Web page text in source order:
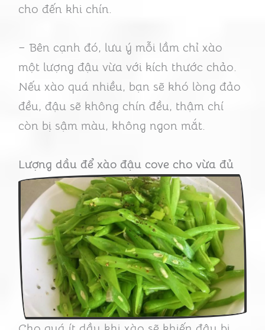
cho đến khi chín.
– Bên cạnh đó, lưu ý mỗi lầm chỉ xào
một lượng đậu vừa với kích thước chảo.
Nếu xào quá nhiều, bạn sẽ khó lòng đảo
đều, đậu sẽ không chín đều, thậm chí
còn bị sậm màu, không ngon mắt.
Lượng dầu để xào đậu cove cho vừa đủ